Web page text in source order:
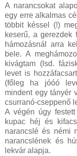
A narancsokat
egy erre alkalmas
többit késsel (!)
keserű, a gerezdek
hámozásnál arra
bele. A
kivágtam (lsd.
levet is
(főleg ha jóóó
mindent egy tányér
csurranó-cseppenő
A végén úgy
kupac héj és
narancslé és némi
narancslének és
lekvár alapja.